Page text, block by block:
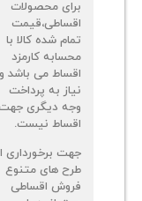
شده کالا با
می باشد و
به پرداخت
دیگری جهت
برخورداری از
های متنوع